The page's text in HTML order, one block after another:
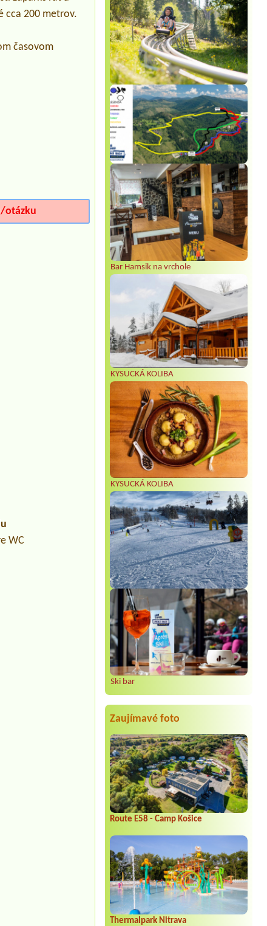
1 stan a osobné auto 2 dospelí 1 dieta
Termín od 2026-08-06 |Penzión a
Hotel Dedinky, stanový tábor
1 stan dvaja dospelí a dva psy
Bar Hamsik na vrchole
KYSUCKÁ KOLIBA
KYSUCKÁ KOLIBA
Ski bar
Zaujímavé foto
Route E58 - Camp Košice
Thermalpark Nitrava
cca 200 metrov.
časovom
otázku
WC